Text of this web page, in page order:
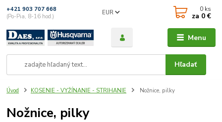
Menu
EUR
Hľadať
+421 903 707 668
(Po-Pia, 8-16 hod.)
0 ks
za 0 €
Úvod KOSENIE - VYŽÍNANIE - STRIHANIE Nožnice, pilky
Nožnice, pilky